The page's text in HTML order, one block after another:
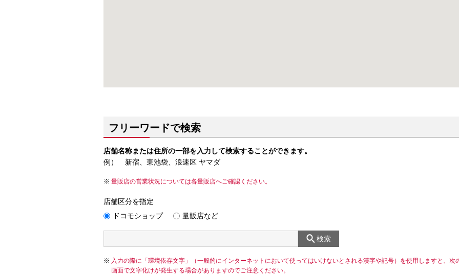
フリーワードで検索
店舗名称または住所の一部を入力して検索することができます。
例） 新宿、東池袋、浪速区 ヤマダ
量販店の営業状況については各量販店へご確認ください。
店舗区分を指定
ドコモショップ
量販店など
検索
入力の際に「環境依存文字」（一般的にインターネットにおいて使ってはいけないとされる漢字や記号）を使用しますと、次
画面で文字化けが発生する場合がありますのでご注意ください。